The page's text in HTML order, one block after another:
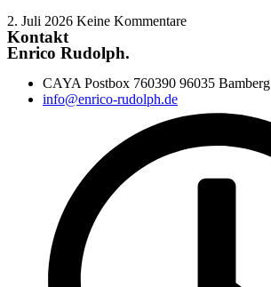
2. Juli 2026 Keine Kommentare
Kontakt
Enrico Rudolph.
CAYA Postbox 760390 96035 Bamberg
info@enrico-rudolph.de